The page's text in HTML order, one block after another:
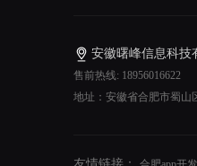
安徽曙峰信息科技
售前热线: 18956016622
地址：安徽省合肥市蜀山